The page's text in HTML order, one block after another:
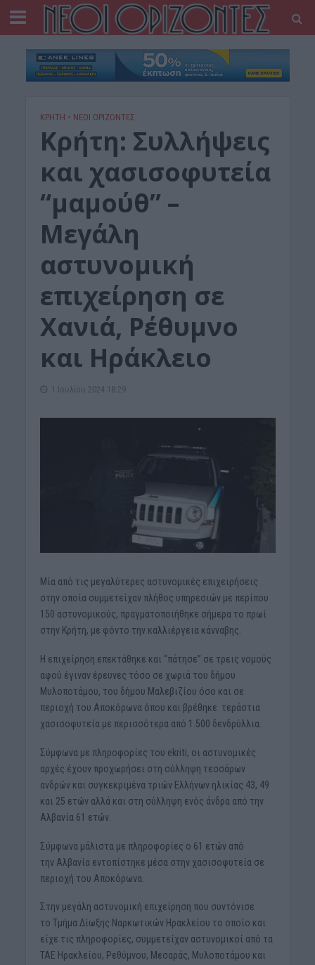
ΚΡΗΤΗ • ΝΕΟΙ ΟΡΙΖΟΝΤΕΣ
Κρήτη: Συλλήψεις
και χασισοφυτεία
“μαμούθ” –
Μεγάλη
αστυνομική
επιχείρηση σε
Χανιά, Ρέθυμνο
και Ηράκλειο
1 Ιουλίου 2024 18:29
Μία από τις μεγαλύτερες αστυνομικές επιχειρήσεις
στην οποία συμμετείχαν πλήθος υπηρεσιών με περίπου
150 αστυνομικούς, πραγματοποιήθηκε σήμερα το πρωί
στην Κρήτη, με φόντο την καλλιέργεια κάνναβης.
Η επιχείρηση επεκτάθηκε και “πάτησε” σε τρεις νομούς
αφού έγιναν έρευνες τόσο σε χωριά του δήμου
Μυλοποτάμου, του δήμου Μαλεβιζίου όσο και σε
περιοχή του Αποκόρωνα όπου και βρέθηκε τεράστια
χασισοφυτεία με περισσότερα από 1.500 δενδρύλλια.
Σύμφωνα με πληροφορίες του ekriti, οι αστυνομικές
αρχές έχουν προχωρήσει στη σύλληψη τεσσάρων
ανδρών και συγκεκριμένα τριών Ελλήνων ηλικίας 43, 49
και 25 ετών αλλά και στη σύλληψη ενός άνδρα από την
Αλβανία 61 ετών.
Σύμφωνα μάλιστα με πληροφορίες ο 61 ετών από
την Αλβανία εντοπίστηκε μέσα στην χασισοφυτεία σε
περιοχή του Αποκόρωνα.
Στην μεγάλη αστυνομική επιχείρηση που συντόνισε
το Τμήμα Δίωξης Ναρκωτικών Ηρακλείου το οποίο και
είχε τις πληροφορίες, συμμετείχαν αστυνομικοί από τα
ΤΑΕ Ηρακλείου, Ρεθύμνου, Μεσαράς, Μυλοποτάμου και